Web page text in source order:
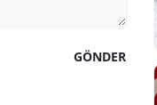
GÖNDER